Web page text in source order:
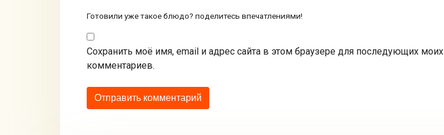
Готовили уже такое блюдо? поделитесь впечатлениями!
Сохранить моё имя, email и адрес сайта в этом браузере для последующих моих
комментариев.